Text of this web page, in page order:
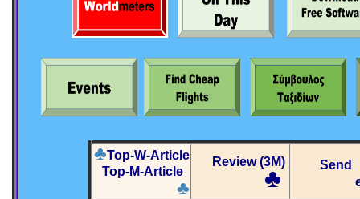
♣Top-W-Article
Top-M-Article
♣
Review (3M)
♣
Send